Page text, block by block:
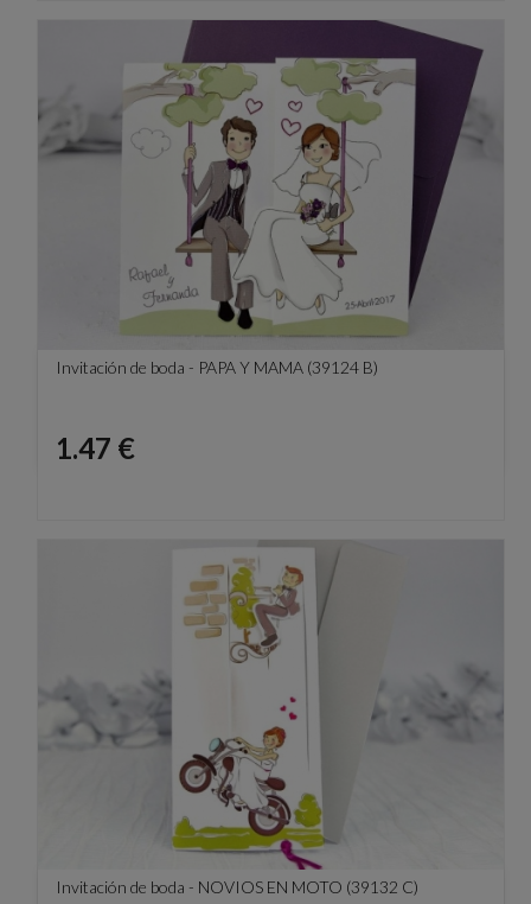
Invitación de boda - PAPA Y MAMA (39124 B)
Precio
1.47 €
Invitación de boda - NOVIOS EN MOTO (39132 C)